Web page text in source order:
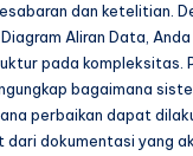
dan ketelitian.
Aliran Data,
pada kompleksitas.
bagaimana
perbaikan dapat
dari dokumentasi yang